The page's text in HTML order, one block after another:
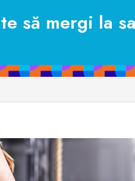
să mergi la